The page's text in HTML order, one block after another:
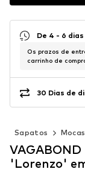
De 4 - 6
Os prazos de
carrinho de
30 Dias de
Sapatos
'Lorenzo'